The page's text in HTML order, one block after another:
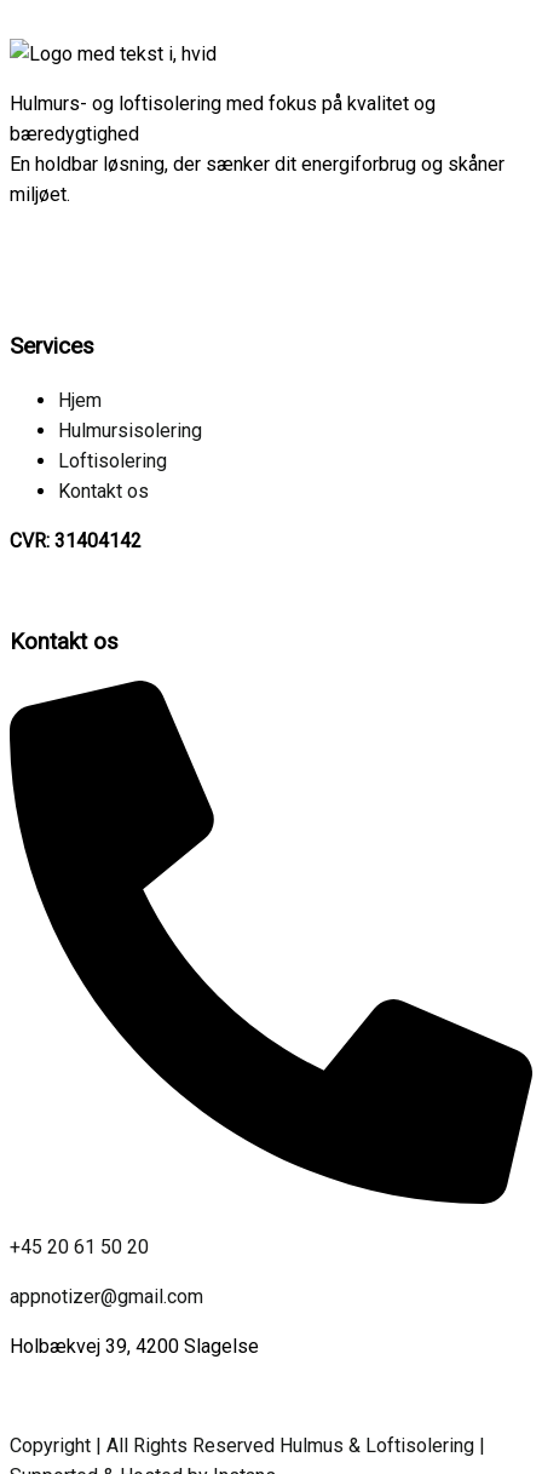
Hulmurs- og loftisolering med fokus på kvalitet og
bæredygtighed
En holdbar løsning, der sænker dit energiforbrug og skåner
miljøet.
Services
Hjem
Hulmursisolering
Loftisolering
Kontakt os
CVR: 31404142
Kontakt os
+45 20 61 50 20
appnotizer@gmail.com
Holbækvej 39, 4200 Slagelse
Copyright | All Rights Reserved Hulmus & Loftisolering |